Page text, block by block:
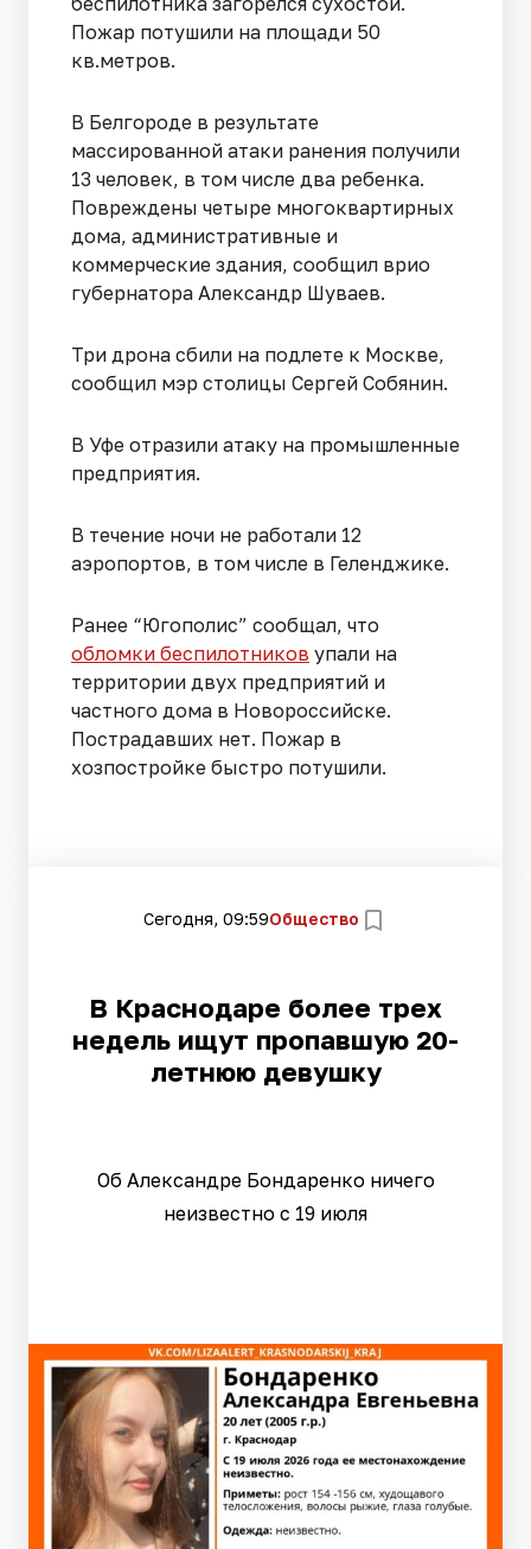
Пожар потушили на площади 50
кв.метров.
В Белгороде в результате
массированной атаки ранения получили
13 человек, в том числе два ребенка.
Повреждены четыре многоквартирных
дома, административные и
коммерческие здания, сообщил врио
губернатора Александр Шуваев.
Три дрона сбили на подлете к Москве,
сообщил мэр столицы Сергей Собянин.
В Уфе отразили атаку на промышленные
предприятия.
В течение ночи не работали 12
аэропортов, в том числе в Геленджике.
Ранее “Югополис” сообщал, что
обломки беспилотников упали на
территории двух предприятий и
частного дома в Новороссийске.
Пострадавших нет. Пожар в
хозпостройке быстро потушили.
Сегодня, 09:59Общество
В Краснодаре более трех
недель ищут пропавшую 20-
летнюю девушку
Об Александре Бондаренко ничего
неизвестно с 19 июля